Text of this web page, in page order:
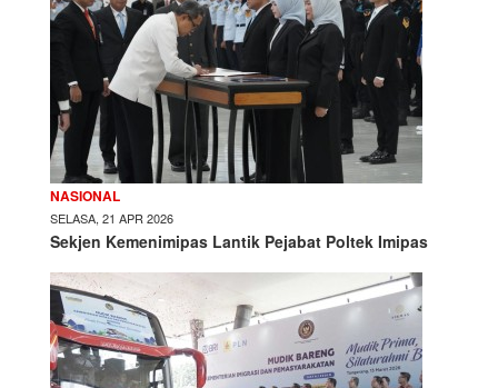
NASIONAL
SELASA, 21 APR 2026
Sekjen Kemenimipas Lantik Pejabat Poltek Imipas